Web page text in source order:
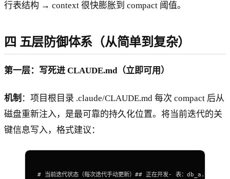
行表结构 → context 很快膨胀到 compact 阈值。
四 五层防御体系（从简单到复杂）
第一层：写死进 CLAUDE.md（立即可用）
机制 ：项目根目录 .claude/CLAUDE.md 每次 compact 后从
磁盘重新注入，是最可靠的持久化位置。将当前迭代的关
键信息写入，格式建议：
# 当前迭代状态（每次迭代手动更新）## 正在开发- 表： db_a .